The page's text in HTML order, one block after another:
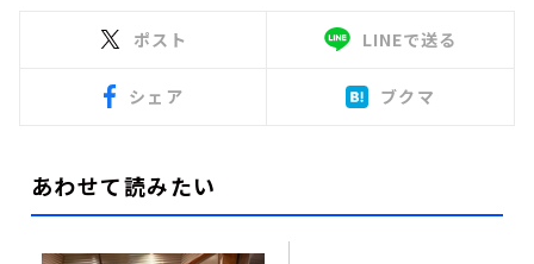
ポスト LINEで送る
シェア ブクマ
あわせて読みたい